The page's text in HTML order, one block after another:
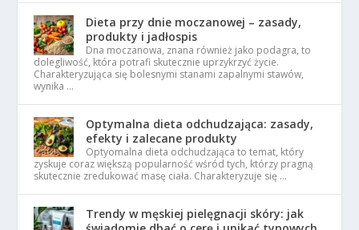
Dieta przy dnie moczanowej – zasady,
produkty i jadłospis
Dna moczanowa, znana również jako podagra, to
dolegliwość, która potrafi skutecznie uprzykrzyć życie.
Charakteryzująca się bolesnymi stanami zapalnymi stawów,
wynika …
Optymalna dieta odchudzająca: zasady,
efekty i zalecane produkty
Optyomalna dieta odchudzająca to temat, który
zyskuje coraz większą popularność wśród tych, którzy pragną
skutecznie zredukować masę ciała. Charakteryzuje się …
Trendy w męskiej pielęgnacji skóry: jak